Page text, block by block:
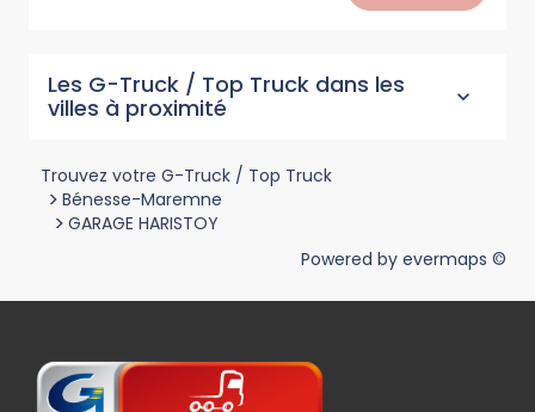
Les G-Truck / Top Truck dans les
villes à proximité
Trouvez votre G-Truck / Top Truck
> Bénesse-Maremne
> GARAGE HARISTOY
Powered by evermaps ©